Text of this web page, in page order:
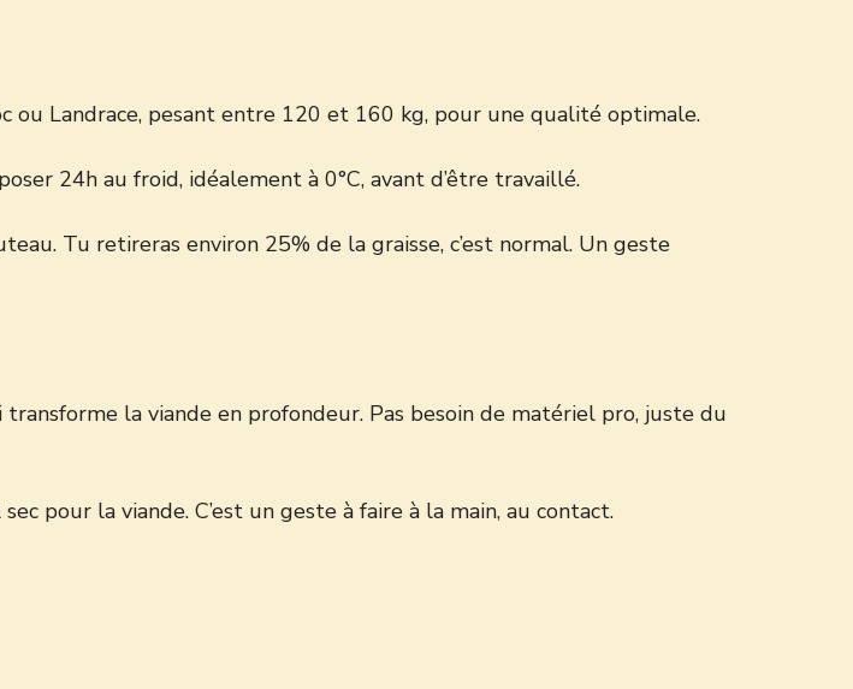
Landrace, pesant entre 120 et 160 kg, pour une qualité optimale.
24h au froid, idéalement à 0°C, avant d’être travaillé.
Tu retireras environ 25% de la graisse, c’est normal. Un geste
la viande en profondeur. Pas besoin de matériel pro, juste du
pour la viande. C’est un geste à faire à la main, au contact.